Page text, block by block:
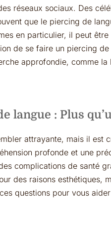
réseaux sociaux. Des
que le piercing de
en particulier, il peut être
de se faire un piercing
approfondie, comme
langue : Plus
attrayante, mais il est
profonde et une
complications de santé
des raisons esthétiques,
questions pour vous